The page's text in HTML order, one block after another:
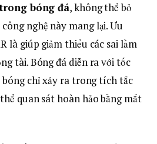
bóng đá, không thể bỏ
nghệ này mang lại. Ưu
là giúp giảm thiểu các sai lầm
tài. Bóng đá diễn ra với tốc
bóng chỉ xảy ra trong tích tắc
quan sát hoàn hảo bằng mắt